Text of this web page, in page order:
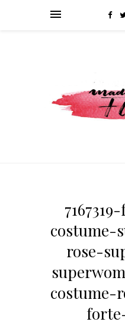
costume-
rose-
costume-